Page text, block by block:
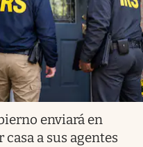
enviará en
a sus agentes